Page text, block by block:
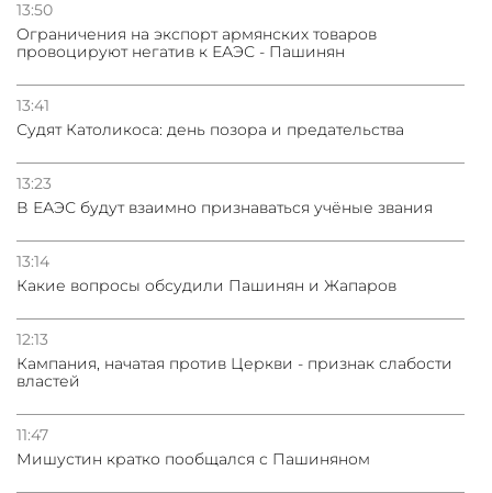
13:50
Oграничения на экспорт армянских товаров
провоцируют негатив к ЕАЭС - Пашинян
13:41
Судят Католикоса: день позора и предательства
13:23
В ЕАЭС будут взаимно признаваться учёные звания
13:14
Какие вопросы обсудили Пашинян и Жапаров
12:13
Кампания, начатая против Церкви - признак слабости
властей
11:47
Мишустин кратко пообщался с Пашиняном